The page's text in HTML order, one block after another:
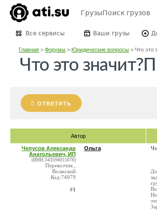
ГрузыПоиск грузов
Все сервисы Ваши грузы
Главная >Форумы >Юридические вопросы > Что это
Что это
ОТВЕТИТЬ
Автор
Чепусов Александр
Анатольевич, ИП
(ИНН:343594015078)
Перевозчик ,
Волжский
Код:74979
#1
Ольга
Не